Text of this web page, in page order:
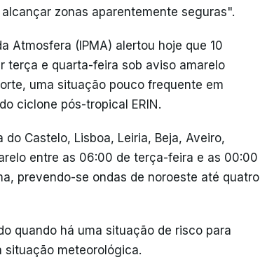
zonas aparentemente seguras".
Atmosfera (IPMA) alertou hoje que 10
terça e quarta-feira sob aviso amarelo
uma situação pouco frequente em
ciclone pós-tropical ERIN.
Castelo, Lisboa, Leiria, Beja, Aveiro,
entre as 06:00 de terça-feira e as 00:00
prevendo-se ondas de noroeste até quatro
quando há uma situação de risco para
situação meteorológica.